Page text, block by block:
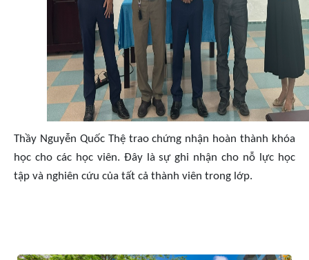
Thầy Nguyễn Quốc Thệ trao chứng nhận hoàn thành khóa
học cho các học viên. Đây là sự ghi nhận cho nỗ lực học
tập và nghiên cứu của tất cả thành viên trong lớp.